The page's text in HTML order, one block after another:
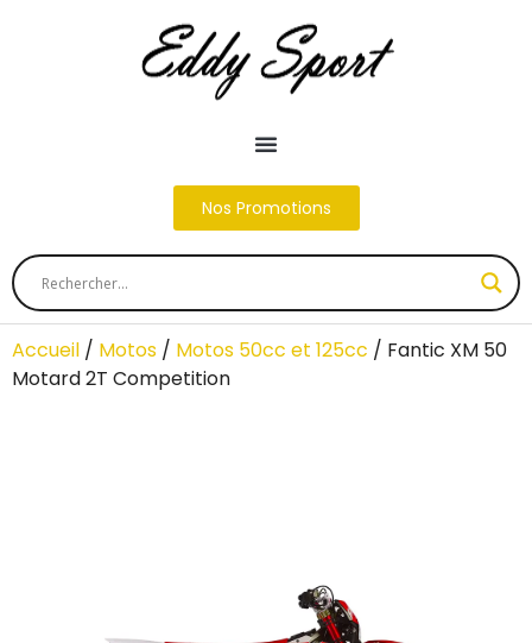
Nos Promotions
Accueil / Motos / Motos 50cc et 125cc / Fantic XM 50
Motard 2T Competition